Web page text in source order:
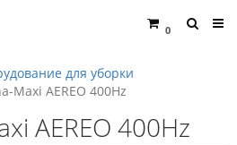
0
для уборки
Maxi AEREO 400Hz
AEREO 400Hz